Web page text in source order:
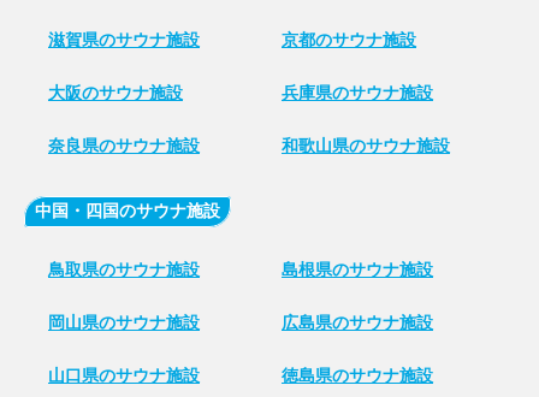
滋賀県のサウナ施設 京都のサウナ施設
大阪のサウナ施設 兵庫県のサウナ施設
奈良県のサウナ施設 和歌山県のサウナ施設
中国・四国のサウナ施設
鳥取県のサウナ施設 島根県のサウナ施設
岡山県のサウナ施設 広島県のサウナ施設
山口県のサウナ施設 徳島県のサウナ施設